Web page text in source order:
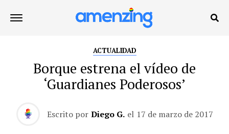
ACTUALIDAD
Borque estrena el vídeo de
‘Guardianes Poderosos’
Escrito por Diego G. el 17 de marzo de 2017